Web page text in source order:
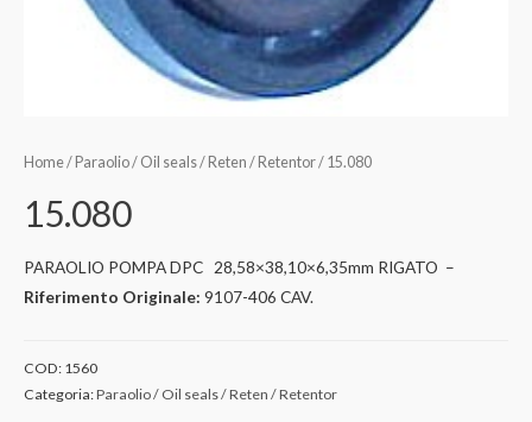
Home/ Paraolio / Oil seals / Reten / Retentor/ 15.080
15.080
PARAOLIO POMPA DPC 28,58×38,10×6,35mm RIGATO –
Riferimento Originale: 9107-406 CAV.
COD: 1560
Categoria:Paraolio / Oil seals / Reten / Retentor